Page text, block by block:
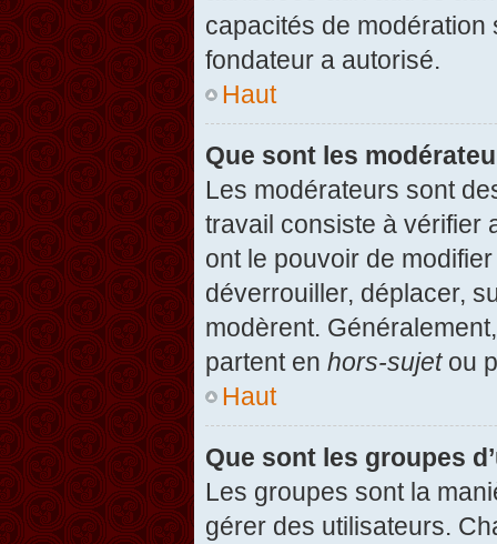
capacités de modération
fondateur a autorisé.
Haut
Que sont les
Les modérateurs sont
travail consiste à vérifier
ont le pouvoir de
déverrouiller, déplacer,
modèrent.
partent en hors-sujetou
Haut
Que sont les groupes
Les groupes sont la
gérer des utilisateurs.